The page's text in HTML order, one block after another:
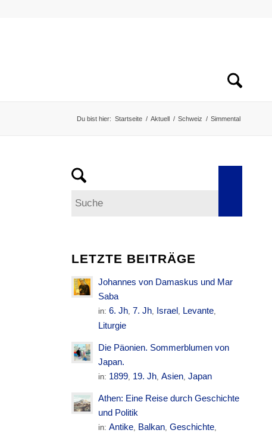
Du bist hier: Startseite / Aktuell / Schweiz / Simmental
LETZTE BEITRÄGE
Johannes von Damaskus und Mar
Saba
in:6. Jh, 7. Jh, Israel, Levante,
Liturgie
Die Päonien. Sommerblumen von
Japan.
in: 1899, 19. Jh,Asien,Japan
Athen: Eine Reise durch Geschichte
und Politik
in:Antike, Balkan,Geschichte,